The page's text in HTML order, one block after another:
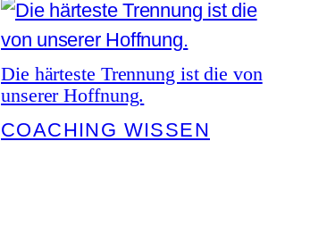
Die härteste Trennung ist die von
unserer Hoffnung.
COACHING WISSEN